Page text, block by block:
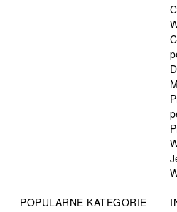
POPULARNE KATEGORIE